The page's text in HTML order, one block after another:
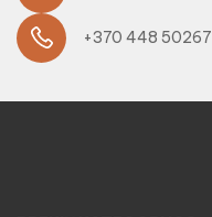
+370 448 50267